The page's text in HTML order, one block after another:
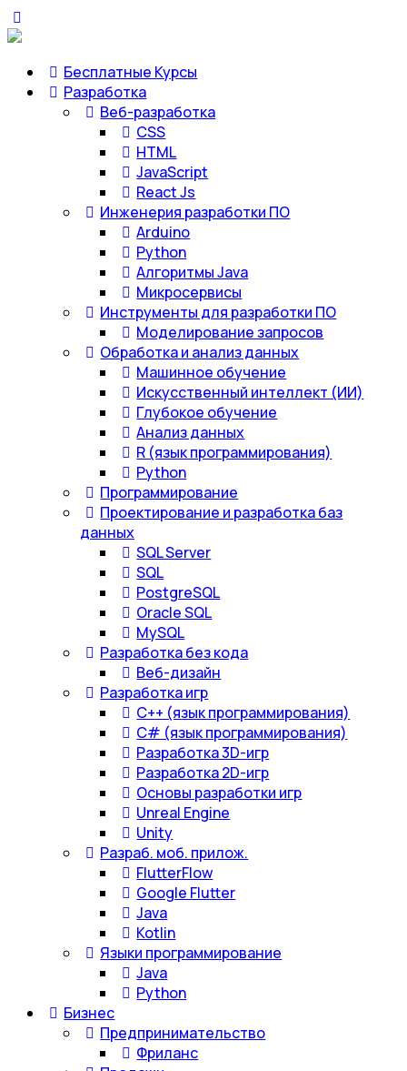
Бесплатные Курсы
Разработка
Веб-разработка
CSS
HTML
JavaScript
React Js
Инженерия разработки ПО
Arduino
Python
Алгоритмы Java
Микросервисы
Инструменты для разработки ПО
Моделирование запросов
Обработка и анализ данных
Машинное обучение
Искусственный интеллект (ИИ)
Глубокое обучение
Анализ данных
R (язык программирования)
Python
Программирование
Проектирование и разработка баз
данных
SQL Server
SQL
PostgreSQL
Oracle SQL
MySQL
Разработка без кода
Веб-дизайн
Разработка игр
С++ (язык программирования)
С# (язык программирования)
Разработка 3D-игр
Разработка 2D-игр
Основы разработки игр
Unreal Engine
Unity
Разраб. моб. прилож.
FlutterFlow
Google Flutter
Java
Kotlin
Языки программирование
Java
Python
Бизнес
Предпринимательство
Фриланс